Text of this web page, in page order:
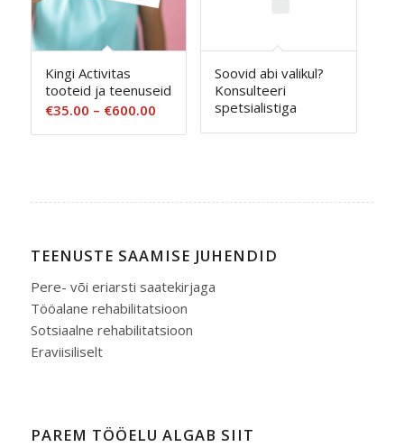
Kingi Activitas
tooteid ja teenuseid
€35.00 – €600.00Hinnavahemik:
€35.00
Soovid abi valikul?
Konsulteeri
spetsialistiga
TEENUSTE SAAMISE JUHENDID
Pere- või eriarsti saatekirjaga
Tööalane rehabilitatsioon
Sotsiaalne rehabilitatsioon
Eraviisiliselt
PAREM TÖÖELU ALGAB SIIT